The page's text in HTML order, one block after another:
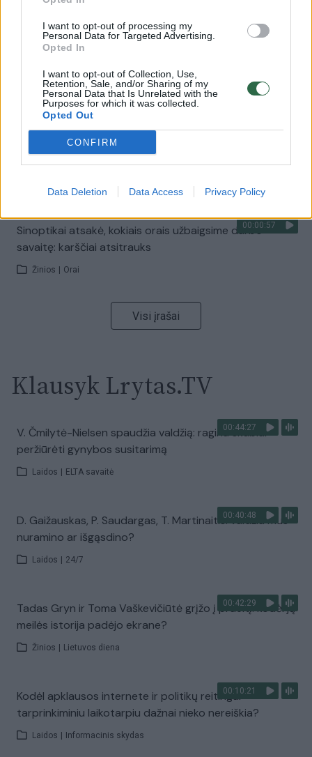
I want to opt-out of processing my
Personal Data for Targeted Advertising.
Opted In
I want to opt-out of Collection, Use,
Retention, Sale, and/or Sharing of my
Personal Data that Is Unrelated with the
Purposes for which it was collected.
Opted Out
CONFIRM
Data Deletion Data Access Privacy Policy
Žinios
Savaitės vidurys nusimato karštas: temperatūra kils iki
32 laipsnių šilumos
Žinios | Orai
V. Zalužno pasisakymą laiko bandymu įsitvirtinti
Ukrainos politikoje: jis yra neteisus
00:00:57
Sinoptikai atsakė, kokiais orais užbaigsime darbo
savaitę: karščiai atsitrauks
Žinios Orai
Visi įrašai
Klausyk Lrytas.TV
00:44:27
V. Čmilytė-Nielsen spaudžia valdžią: ragina skubiai
peržiūrėti gynybos susitarimą
Laidos ELTA savaitė
00:40:48
D. Gaižauskas, P. Saudargas, T. Martinaitis: valdžia mus
nuramino ar išgąsdino?
Laidos 24/7
00:42:29
Tadas Gryn ir Toma Vaškevičiūtė grįžo į praeitį: kodėl jų
meilės istorija padėjo ekrane?
Žinios Lietuvos diena
00:10:21
Kodėl apklausos internete ir politikų reitingai
tarprinkiminiu laikotarpiu dažnai nieko nereiškia?
Laidos Informacinis skydas